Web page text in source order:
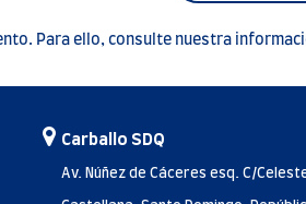
Para ello, consulte nuestra
Carballo SDQ
Av. Núñez de Cáceres esq. C/